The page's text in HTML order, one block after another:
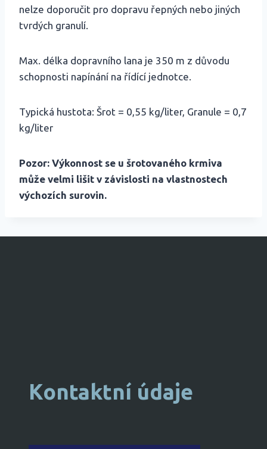
nelze doporučit pro dopravu řepných nebo jiných
tvrdých granulí.
Max. délka dopravního lana je 350 m z důvodu
schopnosti napínání na řídící jednotce.
Typická hustota: Šrot = 0,55 kg/liter, Granule = 0,7
kg/liter
Pozor: Výkonnost se u šrotovaného krmiva
může velmi lišit v závislosti na vlastnostech
výchozích surovin.
Kontaktní údaje